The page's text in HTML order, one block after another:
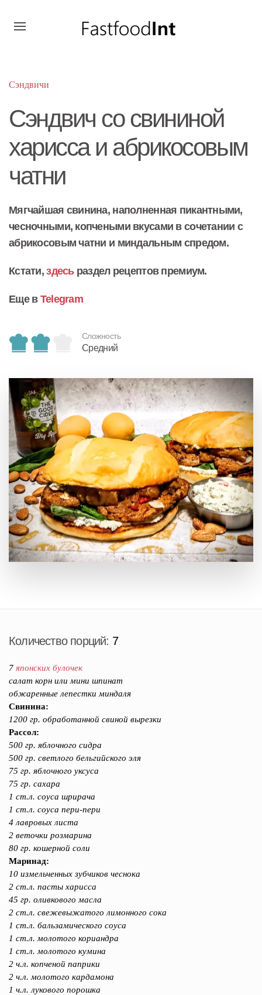
Сэндвичи
Сэндвич со свининой
харисса и абрикосовым
чатни
Мягчайшая свинина, наполненная пикантными,
чесночными, копчеными вкусами в сочетании с
абрикосовым чатни и миндальным спредом.
Кстати,здесьраздел рецептов премиум.
Еще в Telegram
Сложность
Средний
Количество порций: 7
7 японских булочек
салат корн или мини шпинат
обжаренные лепестки миндаля
Свинина:
1200 гр. обработанной свиной вырезки
Рассол:
500 гр. яблочного сидра
500 гр. светлого бельгийского эля
75 гр. яблочного уксуса
75 гр. сахара
1 ст.л. соуса шрирача
1 ст.л. соуса пери-пери
4 лавровых листа
2 веточки розмарина
80 гр. кошерной соли
Маринад:
10 измельченных зубчиков чеснока
2 ст.л. пасты харисса
45 гр. оливкового масла
2 ст.л. свежевыжатого лимонного сока
1 ст.л. бальзамического соуса
1 ст.л. молотого кориандра
1 ст.л. молотого кумина
2 ч.л. копченой паприки
2 ч.л. молотого кардамона
1 ч.л. лукового порошка